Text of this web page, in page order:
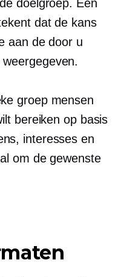
doelgroep. Een
dat de kans
aan de door u
groep mensen
bereiken op basis
interesses en
om de gewenste